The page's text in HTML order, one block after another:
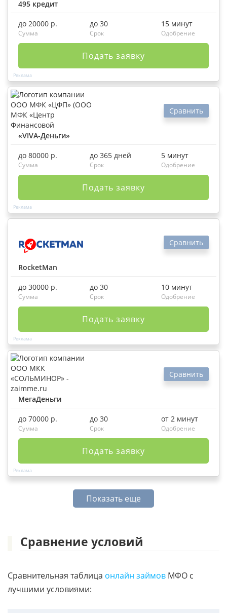
495 кредит
до 20000 р.
Сумма
до 30
Срок
15 минут
Одобрение
Подать заявку
«VIVA-Деньги»
Сравнить
до 80000 р.
Сумма
до 365 дней
Срок
5 минут
Одобрение
Подать заявку
RocketMan
Сравнить
до 30000 р.
Сумма
до 30
Срок
10 минут
Одобрение
Подать заявку
МегаДеньги
Сравнить
до 70000 р.
Сумма
до 30
Срок
от 2 минут
Одобрение
Подать заявку
Показать еще
Сравнение условий
Сравнительная таблица онлайн займов МФО с
лучшими условиями: